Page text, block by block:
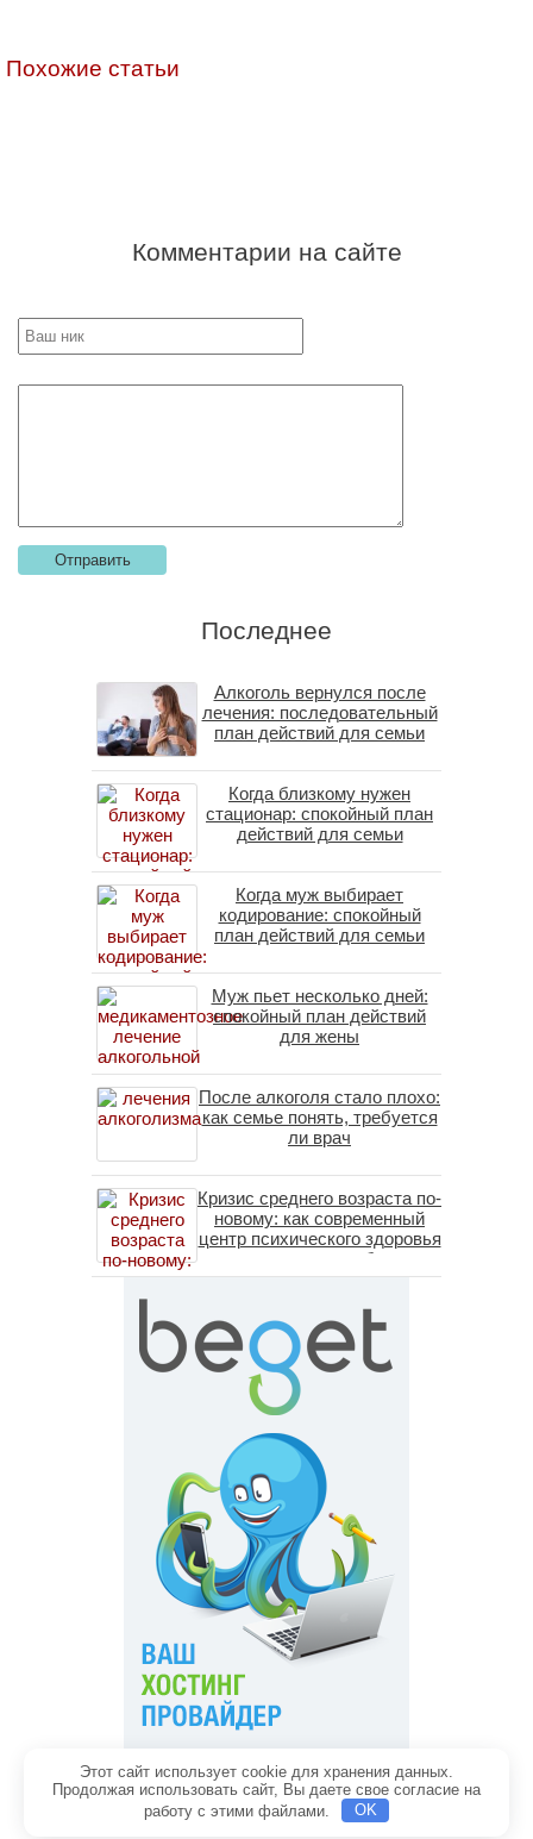
Похожие статьи
Комментарии на сайте
Последнее
Алкоголь вернулся после
лечения: последовательный
план действий для семьи
Когда близкому нужен
стационар: спокойный план
действий для семьи
Когда муж выбирает
кодирование: спокойный
план действий для семьи
Муж пьет несколько дней:
спокойный план действий
для жены
После алкоголя стало плохо:
как семье понять, требуется
ли врач
Кризис среднего возраста по-
новому: как современный
центр психического здоровья
помогает пересобрать
личность без таблеток
Главная Обратная связь
Политика конфиденциальности Содержание
Этот сайт использует cookie для хранения данных.
Продолжая использовать сайт, Вы даете свое согласие на
работу с этими файлами.
OK